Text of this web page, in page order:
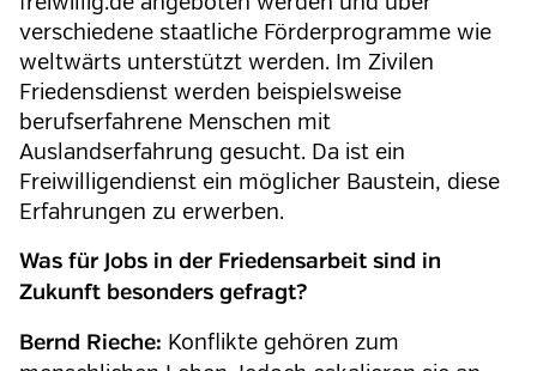
verschiedene staatliche Förderprogramme wie
weltwärts unterstützt werden. Im Zivilen
Friedensdienst werden beispielsweise
berufserfahrene Menschen mit
Auslandserfahrung gesucht. Da ist ein
Freiwilligendienst ein möglicher Baustein, diese
Erfahrungen zu erwerben.
Was für Jobs in der Friedensarbeit sind in
Zukunft besonders gefragt?
Bernd Rieche: Konflikte gehören zum